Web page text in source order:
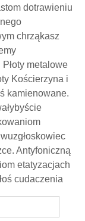
dotrawieniu
chrząkasz
metalowe
Kościerzyna i
kamienowane.
Antyfoniczną
etatyzacjach
cudaczenia